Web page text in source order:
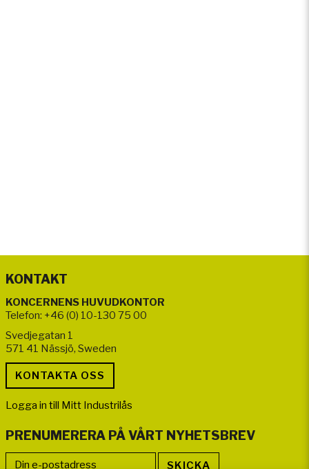
KONTAKT
KONCERNENS HUVUDKONTOR
Telefon: +46 (0) 10-130 75 00
Svedjegatan 1
571 41 Nässjö, Sweden
Logga in till Mitt Industrilås
PRENUMERERA PÅ VÅRT NYHETSBREV